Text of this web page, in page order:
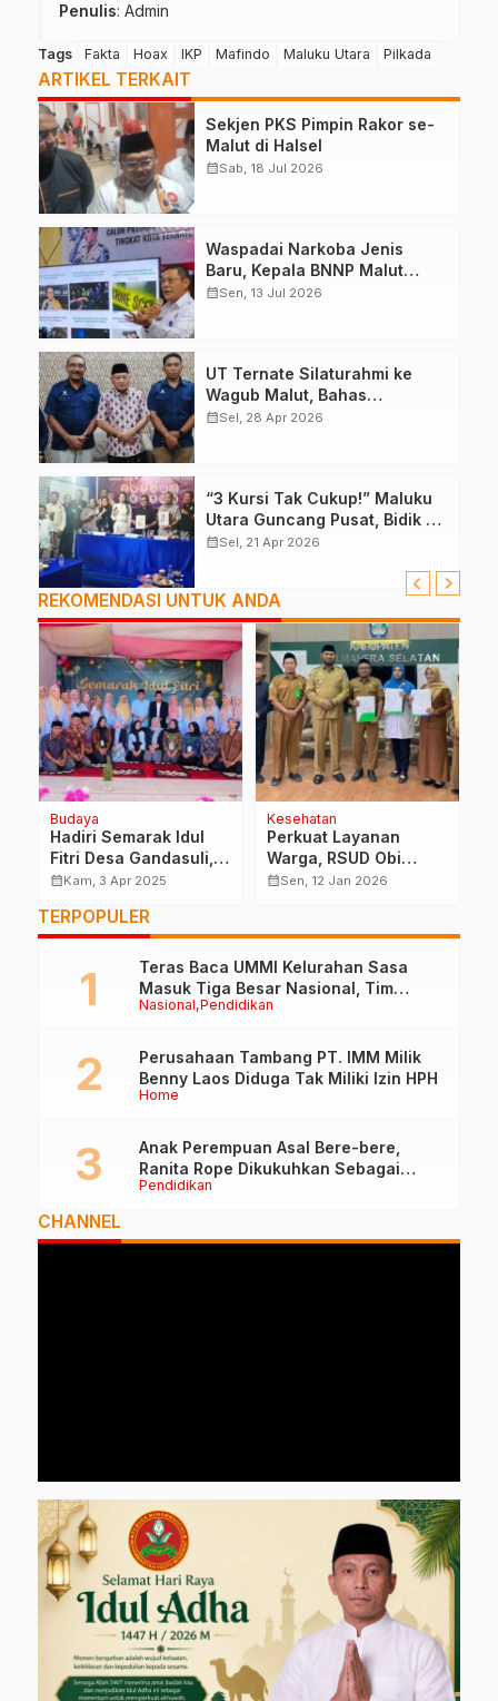
Penulis: Admin
Tags Fakta Hoax IKP Mafindo Maluku Utara Pilkada
ARTIKEL TERKAIT
Sekjen PKS Pimpin Rakor se-
Malut di Halsel
calendar_monthSab, 18 Jul 2026
Waspadai Narkoba Jenis
Baru, Kepala BNNP Malut
Bekali Capaska Ternate
calendar_monthSen, 13 Jul 2026
UT Ternate Silaturahmi ke
Wagub Malut, Bahas
Peningkatan SDM
calendar_monthSel, 28 Apr 2026
“3 Kursi Tak Cukup!” Maluku
Utara Guncang Pusat, Bidik 6
Kursi DPR RI
calendar_monthSel, 21 Apr 2026
REKOMENDASI UNTUK ANDA
Budaya
Hadiri Semarak Idul
Fitri Desa Gandasuli,
Ini Pesan Wakil Bupati
calendar_monthKam, 3 Apr 2025
Kesehatan
Perkuat Layanan
Warga, RSUD Obi
Gandeng BPJS Halsel
calendar_monthSen, 12 Jan 2026
TERPOPULER
Nasional Pendidikan
Teras Baca UMMI Kelurahan Sasa
Masuk Tiga Besar Nasional, Tim
Penilai Lakukan Visitasi di Ternate
Home
Perusahaan Tambang PT. IMM Milik
Benny Laos Diduga Tak Miliki Izin HPH
Pendidikan
Anak Perempuan Asal Bere-bere,
Ranita Rope Dikukuhkan Sebagai
Guru Besar dan Rektor Ummu
CHANNEL